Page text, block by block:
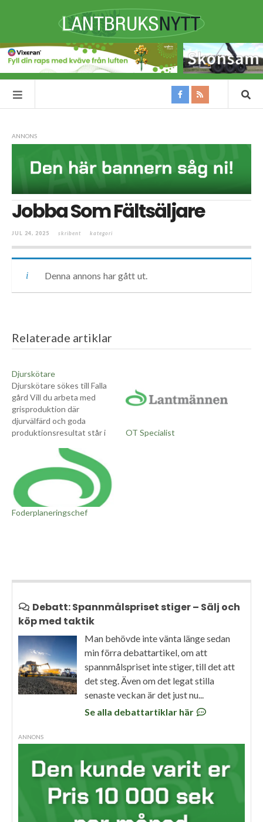
ANNONS
Jobba Som Fältsäljare
JUL 24, 2025 skribent kategori
Denna annons har gått ut.
Relaterade artiklar
Djurskötare
Djurskötare sökes till Falla
gård Vill du arbeta med
grisproduktion där
djurvälfärd och goda
produktionsresultat står i
söker! Falla Gård ligger cirka
15 kilometer utanför
Örebro. Vi bedriver
slaktsvinsuppfödning med
2 900 platser och arbetar
målmedvetet för att
OT Specialist
Foderplaneringschef
Debatt: Spannmålspriset stiger – Sälj och
köp med taktik
Man behövde inte vänta länge sedan
min förra debattartikel, om att
spannmålspriset inte stiger, till det att
det steg. Även om det legat stilla
senaste veckan är det just nu...
Se alla debattartiklar här
ANNONS